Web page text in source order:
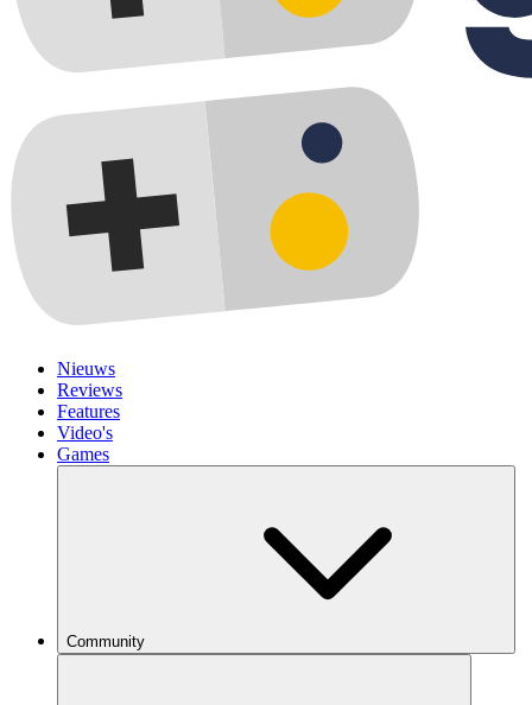
Nieuws
Reviews
Features
Video's
Games
Community